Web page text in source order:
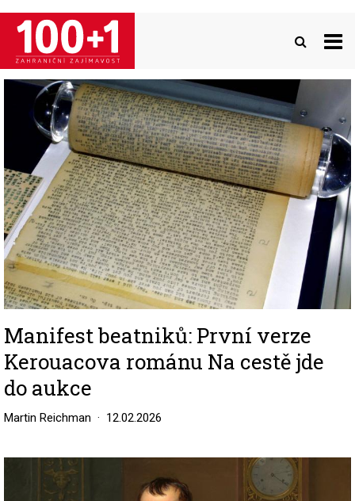
Přejít
hlavnímu
obsahu
Image
Manifest beatniků: První verze
Kerouacova románu Na cestě jde
do aukce
Martin Reichman 12.02.2026